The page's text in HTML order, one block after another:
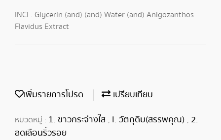
INCI : Glycerin (and) (and) Water (and) Anigozanthos
Flavidus Extract
เพิ่มรายการโปรด เปรียบเทียบ
หมวดหมู่ : 1. ขาวกระจ่างใส , I. วัตถุดิบ(สรรพคุณ) , 2.
ลดเลือนริ้วรอย